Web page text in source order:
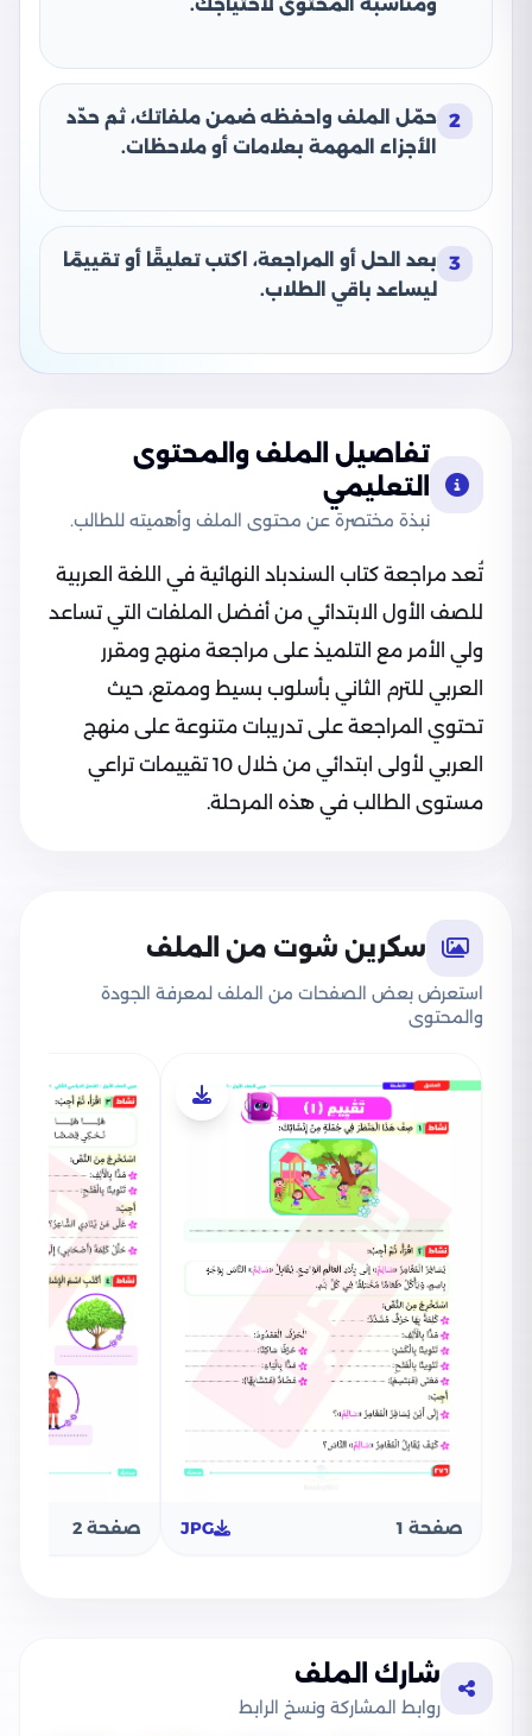
ومناسبة المحتوى لاحتياجك.
2 حمّل الملف واحفظه ضمن ملفاتك، ثم حدّد
الأجزاء المهمة بعلامات أو ملاحظات.
3
بعد الحل أو المراجعة، اكتب تعليقًا أو تقييمًا
ليساعد باقي الطلاب.
تفاصيل الملف والمحتوى
التعليمي
نبذة مختصرة عن محتوى الملف وأهميته للطالب.
تُعد مراجعة كتاب السندباد النهائية في اللغة العربية
للصف الأول الابتدائي من أفضل الملفات التي تساعد
ولي الأمر مع التلميذ على مراجعة منهج ومقرر
العربي للترم الثاني بأسلوب بسيط وممتع، حيث
تحتوي المراجعة على تدريبات متنوعة على منهج
العربي لأولى ابتدائي من خلال 10 تقييمات تراعي
مستوى الطالب في هذه المرحلة.
سكرين شوت من الملف
استعرض بعض الصفحات من الملف لمعرفة الجودة
والمحتوى
صفحة 1 JPG صفحة 2
شارك الملف
روابط المشاركة ونسخ الرابط